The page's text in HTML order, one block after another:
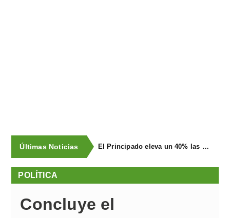
Últimas Noticias El Principado eleva un 40% las ayudas a la producción ecológica, que superan los cuatro millones de euros
POLÍTICA
Concluye el